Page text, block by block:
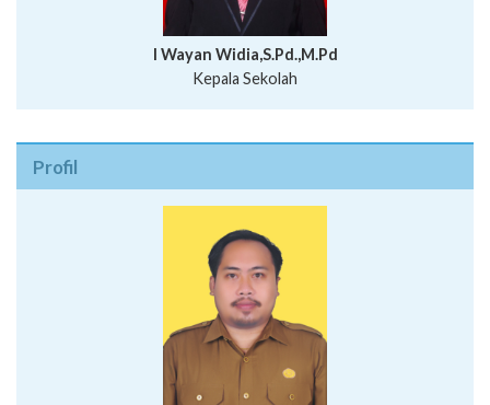
I Wayan Widia,S.Pd.,M.Pd
Kepala Sekolah
Profil